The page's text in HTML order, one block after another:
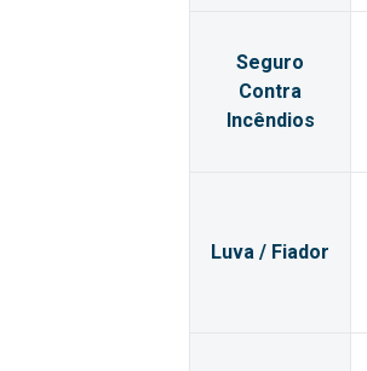
Seguro
Contra
Incêndios
Luva / Fiador